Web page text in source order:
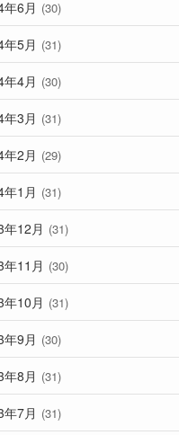
6月 (30)
5月 (31)
4月 (30)
3月 (31)
2月 (29)
1月 (31)
12月 (31)
11月 (30)
10月 (31)
9月 (30)
8月 (31)
7月 (31)